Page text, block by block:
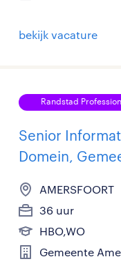
bekijk vacature
Randstad
Senior
Domein,
AMERSFOORT
36 uur
HBO,WO
Gemeente